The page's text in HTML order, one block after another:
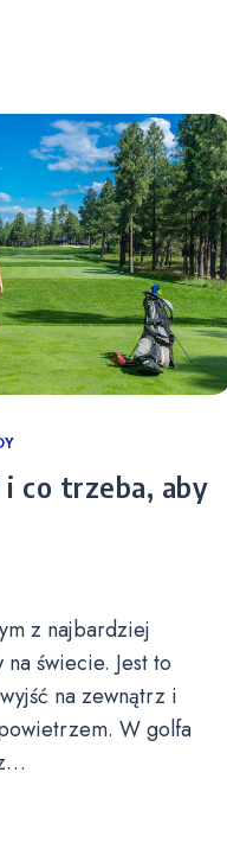
co trzeba, aby
z najbardziej
świecie. Jest to
na zewnątrz i
W golfa